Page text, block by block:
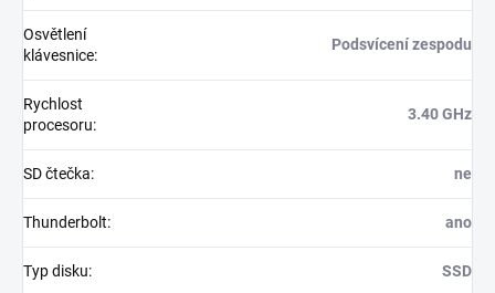
Osvětlení
klávesnice:
Podsvícení zespodu
Rychlost
procesoru:
3.40 GHz
SD čtečka: ne
Thunderbolt: ano
Typ disku: SSD